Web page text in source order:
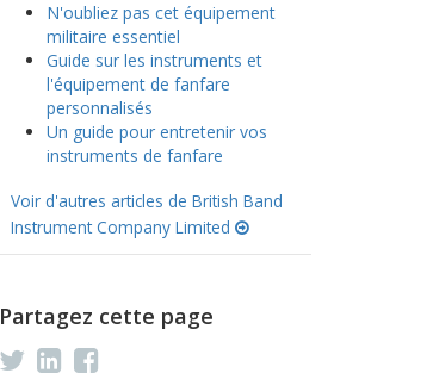
N'oubliez pas cet équipement
militaire essentiel
Guide sur les instruments et
l'équipement de fanfare
personnalisés
Un guide pour entretenir vos
instruments de fanfare
Voir d'autres articles de British Band
Instrument Company Limited
Partagez cette page